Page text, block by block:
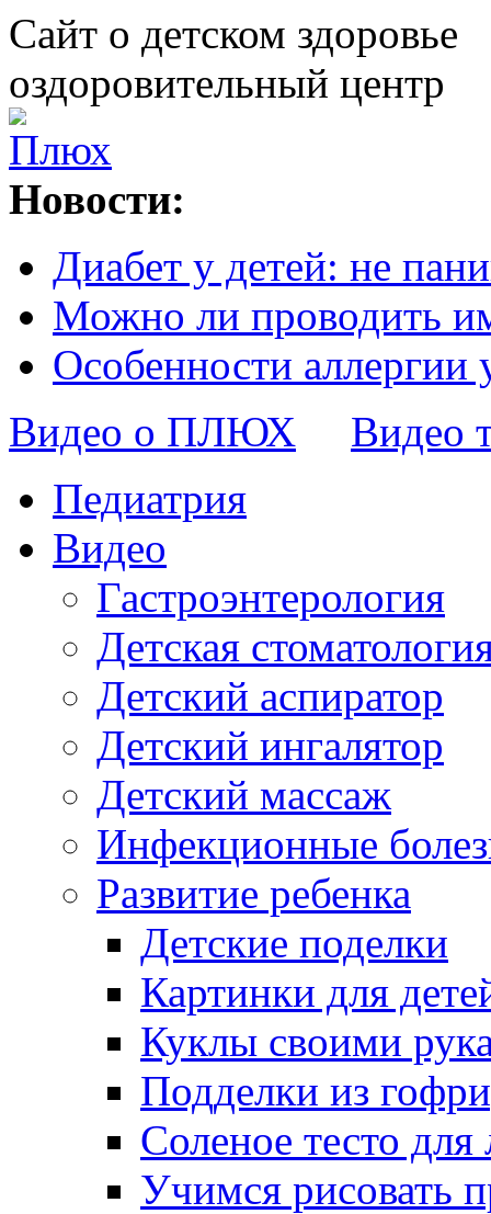
Сайт о детском здоровье
оздоровительный центр
Новости:
Диабет у детей: не
Можно ли проводить
Особенности аллергии
Видео о ПЛЮХ
Видео
Педиатрия
Видео
Гастроэнтерология
Детская
Детский аспиратор
Детский ингалятор
Детский массаж
Инфекционные
Развитие ребенка
Детские поделки
Картинки для
Куклы своими
Подделки из
Соленое тесто для
Учимся рисовать